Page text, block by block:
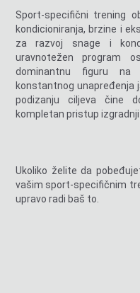
Sport-specifični trening
kondicioniranja, brzine i
za razvoj snage i
uravnotežen program
dominantnu figuru na
konstantnog unapređenja
podizanju ciljeva čine
kompletan pristup
Ukoliko želite da
vašim sport-specifičnim
upravo radi baš to.